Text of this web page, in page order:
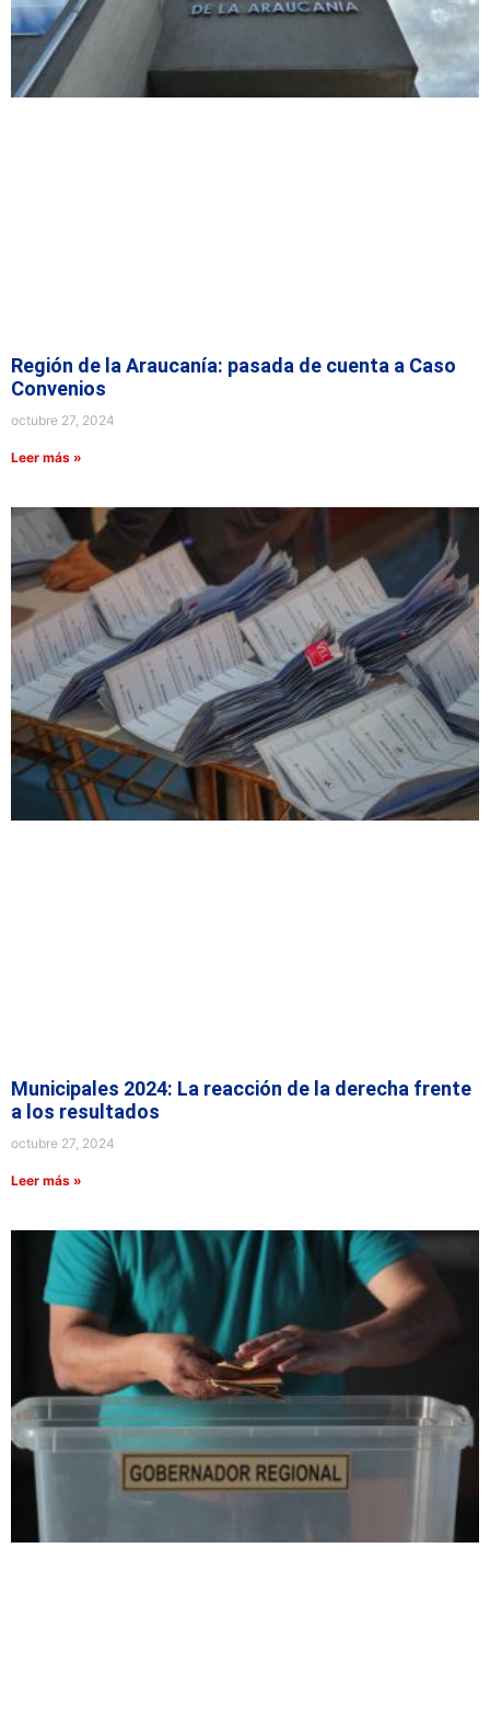
Región de la Araucanía: pasada de cuenta a Caso
Convenios
octubre 27, 2024
Leer más »
Municipales 2024: La reacción de la derecha frente
a los resultados
octubre 27, 2024
Leer más »